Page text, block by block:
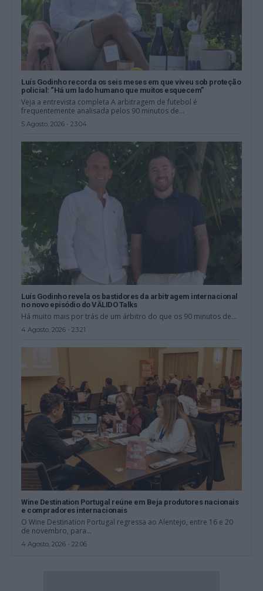
Luís Godinho recorda os seis meses em que viveu sob proteção
policial: “Há um lado humano que muitos esquecem”
Veja a entrevista completa A arbitragem de futebol é
frequentemente analisada pelos 90 minutos de...
5 Agosto, 2026 - 23:04
Luís Godinho revela os bastidores da arbitragem internacional
no novo episódio do VÄLIDO Talks
Há muito mais por trás de um árbitro do que os 90 minutos de...
4 Agosto, 2026 - 23:21
Wine Destination Portugal reúne em Beja produtores nacionais
e compradores internacionais
O Wine Destination Portugal regressa ao Alentejo, entre 16 e 20
de novembro, para...
4 Agosto, 2026 - 22:06